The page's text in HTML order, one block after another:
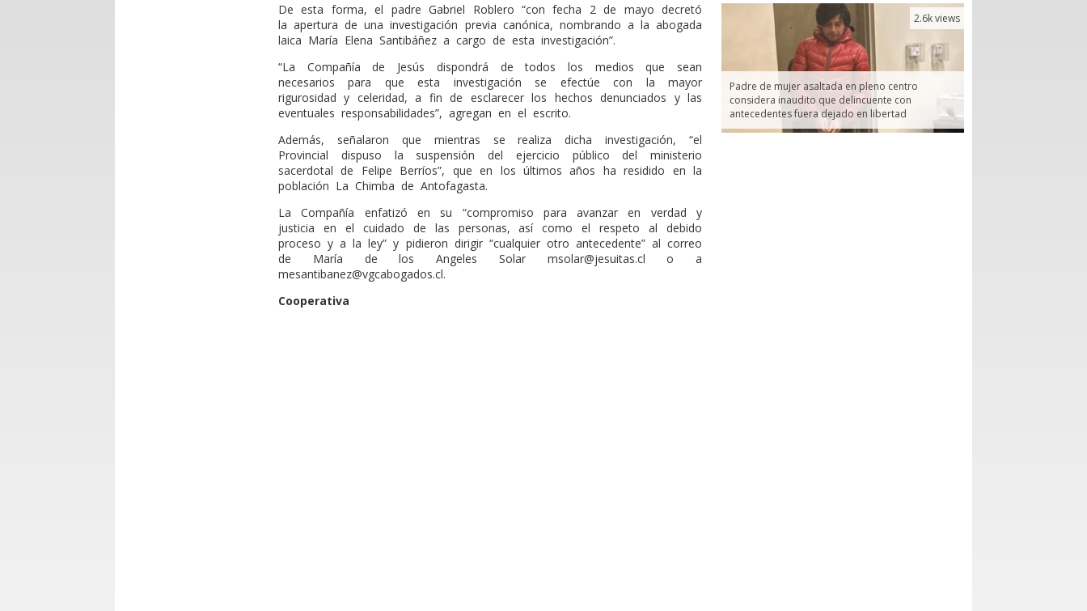
De esta forma, el padre Gabriel Roblero “con fecha 2 de mayo decretó
la apertura de una investigación previa canónica, nombrando a la abogada
laica María Elena Santibáñez a cargo de esta investigación”.
“La Compañía de Jesús dispondrá de todos los medios que sean
necesarios para que esta investigación se efectúe con la mayor
rigurosidad y celeridad, a fin de esclarecer los hechos denunciados y las
eventuales responsabilidades”, agregan en el escrito.
Además, señalaron que mientras se realiza dicha investigación, “el
Provincial dispuso la suspensión del ejercicio público del ministerio
sacerdotal de Felipe Berríos”, que en los últimos años ha residido en la
población La Chimba de Antofagasta.
La Compañía enfatizó en su “compromiso para avanzar en verdad y
justicia en el cuidado de las personas, así como el respeto al debido
proceso y a la ley” y pidieron dirigir “cualquier otro antecedente” al correo
de María de los Angeles Solar msolar@jesuitas.cl o a
mesantibanez@vgcabogados.cl.
Cooperativa
Padre de mujer asaltada en pleno centro
considera inaudito que delincuente con
antecedentes fuera dejado en libertad
2.6k views